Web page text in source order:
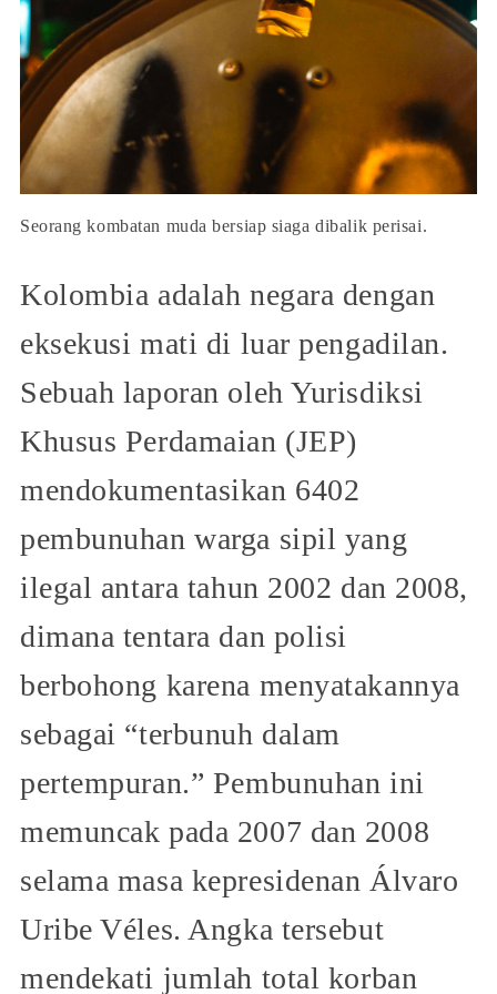
Seorang kombatan muda bersiap siaga dibalik perisai.
Kolombia adalah negara dengan
eksekusi mati di luar pengadilan.
Sebuah laporan oleh Yurisdiksi
Khusus Perdamaian (JEP)
mendokumentasikan 6402
pembunuhan warga sipil yang
ilegal antara tahun 2002 dan 2008,
dimana tentara dan polisi
berbohong karena menyatakannya
sebagai “terbunuh dalam
pertempuran.” Pembunuhan ini
memuncak pada 2007 dan 2008
selama masa kepresidenan Álvaro
Uribe Véles. Angka tersebut
mendekati jumlah total korban